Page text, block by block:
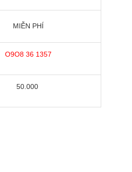
MIỄN PHÍ
O9O8 36 1357
50.000